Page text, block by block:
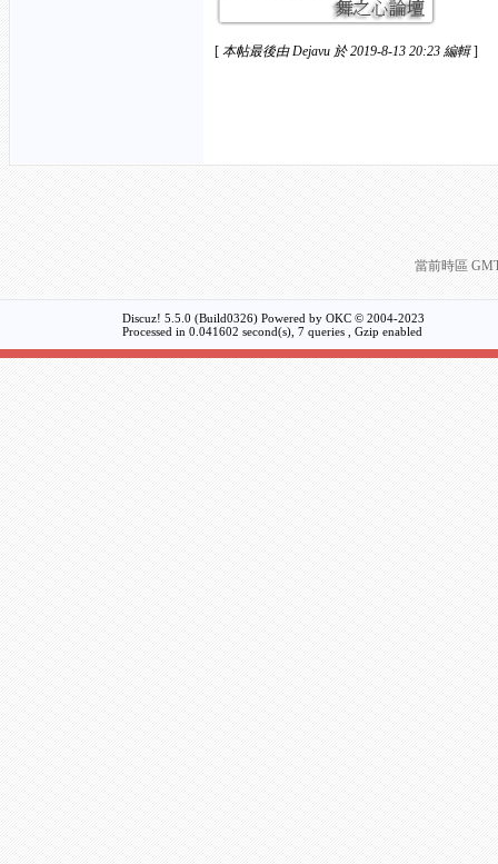
[本帖最後由 Dejavu 於 2019-8-13 20:23 編輯]
當前時區
Discuz! 5.5.0 (Build0326) Powered by OKC © 2004-2023
Processed in 0.041602 second(s), 7 queries , Gzip enabled